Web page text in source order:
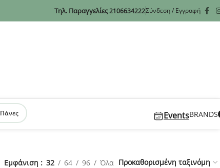
Τηλ. Παραγγελίες2106634222Σύνδεση / Εγγραφή
Πάνες EventsBRANDS
Εμφάνιση 32 64 96 Όλα